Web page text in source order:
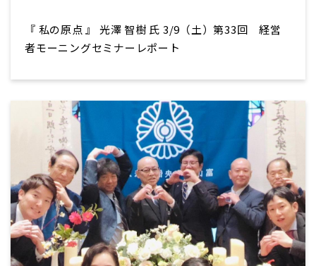
『 私の原点 』 光澤 智樹 氏 3/9（土）第33回 経営
者モーニングセミナーレポート